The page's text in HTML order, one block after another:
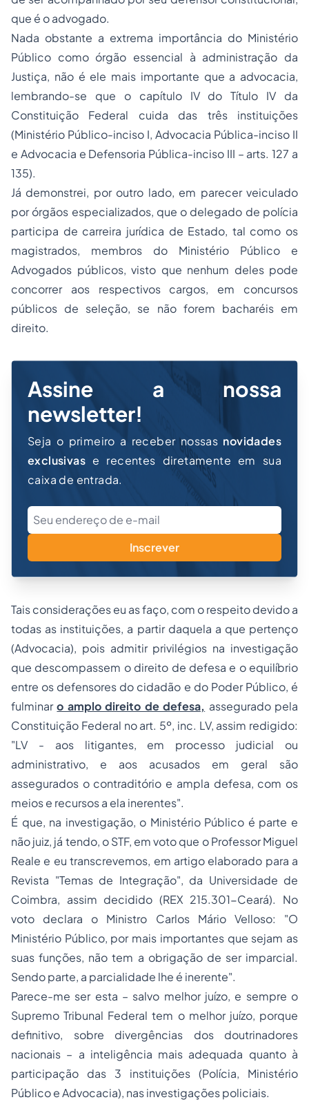
que é o advogado.
Nada obstante a extrema importância do Ministério
Público como órgão essencial à administração da
Justiça, não é ele mais importante que a advocacia,
lembrando-se que o capítulo IV do Título IV da
Constituição Federal cuida das três instituições
(Ministério Público-inciso I, Advocacia Pública-inciso II
e Advocacia e Defensoria Pública-inciso III – arts. 127 a
135).
Já demonstrei, por outro lado, em parecer veiculado
por órgãos especializados, que o delegado de polícia
participa de carreira jurídica de Estado, tal como os
magistrados, membros do Ministério Público e
Advogados públicos, visto que nenhum deles pode
concorrer aos respectivos cargos, em concursos
públicos de seleção, se não forem bacharéis em
direito.
Assine a nossa
newsletter!
Seja o primeiro a receber nossas novidades
exclusivas e recentes diretamente em sua
caixa de entrada.
Inscrever
Tais considerações eu as faço, com o respeito devido a
todas as instituições, a partir daquela a que pertenço
(Advocacia), pois admitir privilégios na investigação
que descompassem o direito de defesa e o equilíbrio
entre os defensores do cidadão e do Poder Público, é
fulminaro amplo direito de defesa, assegurado pela
Constituição Federal no art. 5º, inc. LV, assim redigido:
"LV - aos litigantes, em processo judicial ou
administrativo, e aos acusados em geral são
assegurados o contraditório e ampla defesa, com os
meios e recursos a ela inerentes".
É que, na investigação, o Ministério Público é parte e
não juiz, já tendo, o STF, em voto que o Professor Miguel
Reale e eu transcrevemos, em artigo elaborado para a
Revista "Temas de Integração", da Universidade de
Coimbra, assim decidido (REX 215.301-Ceará). No
voto declara o Ministro Carlos Mário Velloso: "O
Ministério Público, por mais importantes que sejam as
suas funções, não tem a obrigação de ser imparcial.
Sendo parte, a parcialidade lhe é inerente".
Parece-me ser esta – salvo melhor juízo, e sempre o
Supremo Tribunal Federal tem o melhor juízo, porque
definitivo, sobre divergências dos doutrinadores
nacionais – a inteligência mais adequada quanto à
participação das 3 instituições (Polícia, Ministério
Público e Advocacia), nas investigações policiais.